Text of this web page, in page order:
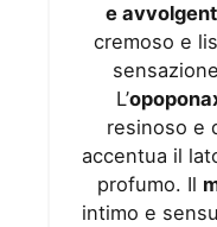
e
cremoso e
L’
resinoso e
accentua il
profumo. Il
intimo e